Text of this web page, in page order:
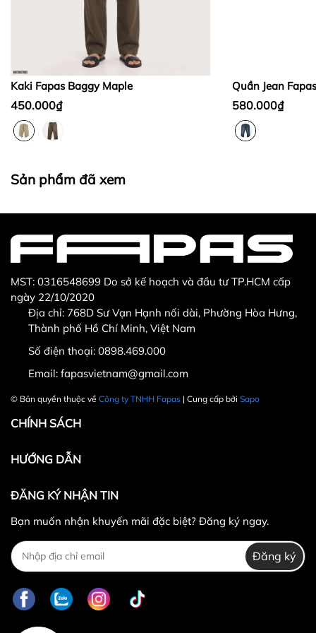
Bước 3
Sản phẩm không đúng với đơn hàng đã đặt
Sản phẩm bị hư hỏng khi nhìn bằng mắt thường
Hotline CSKH: 090 376 9205
Fanpage:FACEBOOK.COM/FAPAS.VN
Kaki Fapas Baggy Maple
450.000₫
Quần Jean
580.000₫
Sản phẩm đã xem
MST: 0316548699 Do sở kế hoạch và đầu tư TP.HCM cấp
ngày 22/10/2020
Địa chỉ: 768D Sư Vạn Hạnh nối dài, Phường Hòa Hưng,
Thành phố Hồ Chí Minh, Việt Nam
Số điện thoại: 0898.469.000
Email: fapasvietnam@gmail.com
© Bản quyền thuộc về Công ty TNHH Fapas | Cung cấp bởi Sapo
CHÍNH SÁCH
HƯỚNG DẪN
ĐĂNG KÝ NHẬN TIN
Bạn muốn nhận khuyến mãi đặc biệt? Đăng ký ngay.
Đăng ký